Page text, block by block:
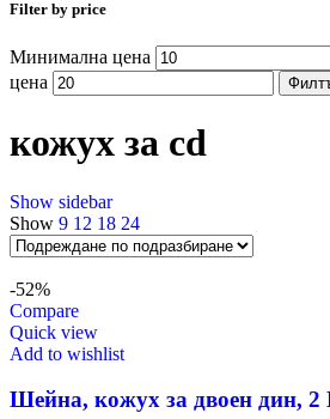
Filter by price
Минимална цена
цена
кожух за cd
Show sidebar
Show 9 12 18 24
-52%
Compare
Quick view
Add to wishlist
Шейна, кожух за двоен дин, 2